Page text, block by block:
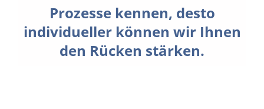
Prozesse kennen, desto
individueller können wir Ihnen
den Rücken stärken.